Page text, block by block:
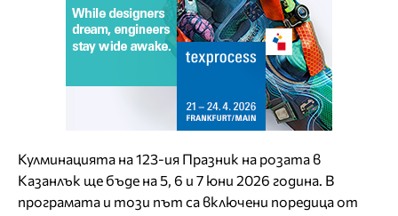
Кулминацията на 123-ия Празник на розата в
Казанлък ще бъде на 5, 6 и 7 юни 2026 година. В
програмата и този път са включени поредица от